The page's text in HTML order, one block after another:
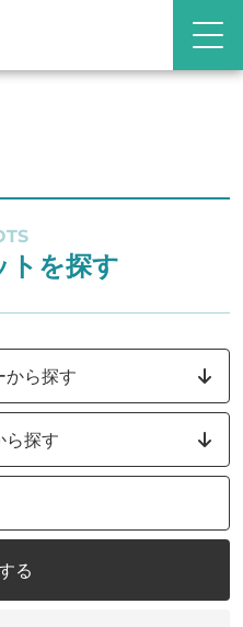
トを探す
から探す
ら探す
る